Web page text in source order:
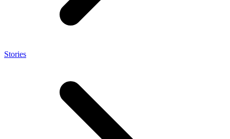
Stories